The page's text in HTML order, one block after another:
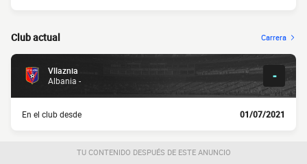
Club actual Carrera
Vllaznia
Albania -
-
En el club desde 01/07/2021
TU CONTENIDO DESPUÉS DE ESTE ANUNCIO